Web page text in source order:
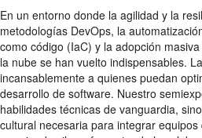
En un entorno donde la agilidad y la
metodologías DevOps, la
como código (IaC) y la adopción
la nube se han vuelto indispensables.
incansablemente a quienes puedan
desarrollo de software. Nuestro
habilidades técnicas de vanguardia,
cultural necesaria para integrar